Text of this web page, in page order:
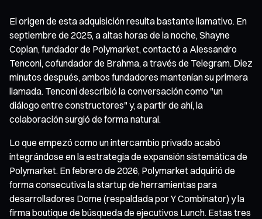
El origen de esta adquisición resulta bastante llamativo. En
septiembre de 2025, a altas horas de la noche, Shayne
Coplan, fundador de Polymarket, contactó a Alessandro
Tenconi, cofundador de Brahma, a través de Telegram. Diez
minutos después, ambos fundadores mantenían su primera
llamada. Tenconi describió la conversación como "un
diálogo entre constructores" y, a partir de ahí, la
colaboración surgió de forma natural.
Lo que empezó como un intercambio privado acabó
integrándose en la estrategia de expansión sistemática de
Polymarket. En febrero de 2026, Polymarket adquirió de
forma consecutiva la startup de herramientas para
desarrolladores Dome (respaldada por Y Combinator) y la
firma boutique de búsqueda de ejecutivos Lunch. Estas tres